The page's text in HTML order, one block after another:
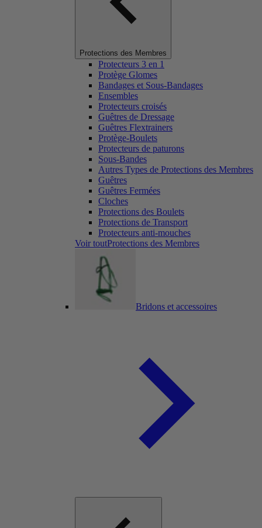
Protections des Membres
Protecteurs 3 en 1
Protège Glomes
Bandages et Sous-Bandages
Ensembles
Protecteurs croisés
Guêtres de Dressage
Guêtres Flextrainers
Protège-Boulets
Protecteurs de paturons
Sous-Bandes
Autres Types de Protections des Membres
Guêtres
Guêtres Fermées
Cloches
Protections des Boulets
Protections de Transport
Protecteurs anti-mouches
Voir toutProtections des Membres
Bridons et accessoires